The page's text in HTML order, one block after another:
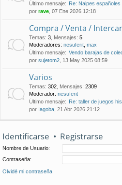
Último mensaje: Re: Naipes españoles
por rave , 07 Ene 2026 12:18
Compra / Venta /
Temas: 3 Mensajes: 5
Moderadores: nesuferit max
Último mensaje: Vendo barajas de
por sujetom2 , 13 May 2025 08:59
Varios
Temas: 302 Mensajes: 2309
Moderador: nesuferit
Último mensaje: Re: taller de juegos
por Iagoba , 21 Abr 2026 21:12
Identificarse • Registrarse
Nombre de Usuario:
Contraseña:
Olvidé mi contraseña